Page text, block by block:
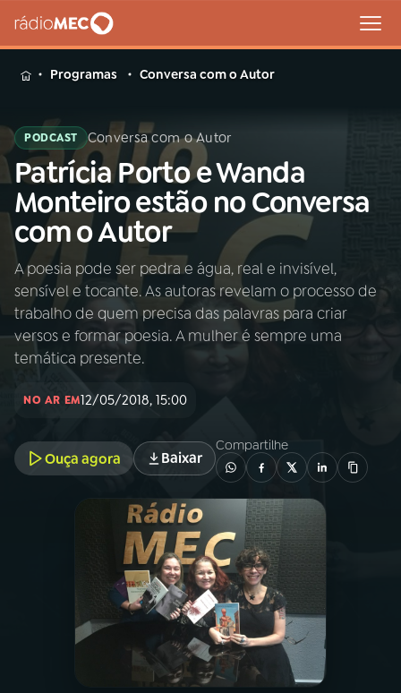
MENU
Buscar
na
Rádio
MEC
Buscar
Início AO VIVO
INÍCIO
A RÁDIO
03PROGRAMAÇÃO
PROGRAMAS
PODCASTS
VIDEOCASTS
Programas Conversa com o Autor
PODCAST Conversa com o Autor
Patrícia Porto e Wanda
Monteiro estão no Conversa
com o Autor
A poesia pode ser pedra e água, real e invisível,
sensível e tocante. As autoras revelam o processo de
trabalho de quem precisa das palavras para criar
versos e formar poesia. A mulher é sempre uma
temática presente.
NO AR EM12/05/2018, 15:00
Ouça agora Baixar
Compartilhe